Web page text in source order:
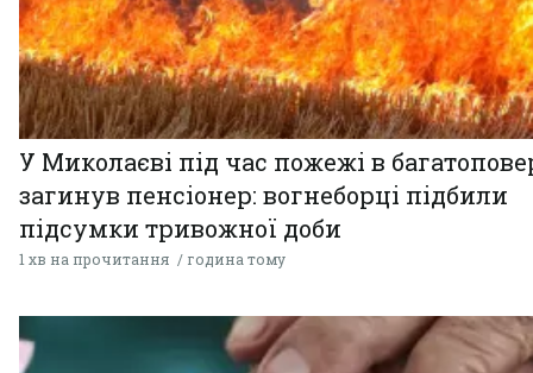
У Миколаєві під час пожежі в
загинув пенсіонер: вогнеборці підбили
підсумки тривожної доби
1 хв на прочитання година тому